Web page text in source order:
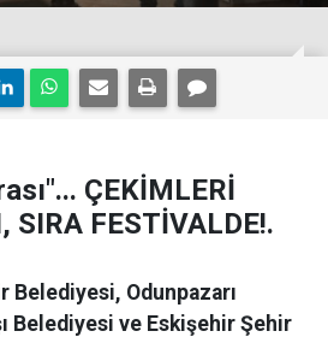
ÇEKİMLERİ
FESTİVALDE!.
Belediyesi, Odunpazarı
Belediyesi ve Eskişehir Şehir